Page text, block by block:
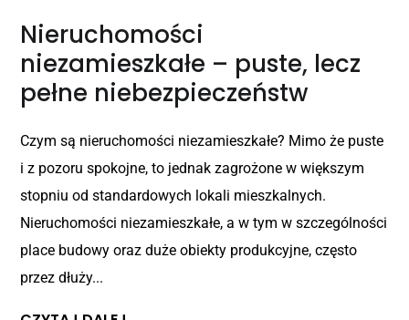
Nieruchomości
niezamieszkałe – puste, lecz
pełne niebezpieczeństw
Czym są nieruchomości niezamieszkałe? Mimo że puste
i z pozoru spokojne, to jednak zagrożone w większym
stopniu od standardowych lokali mieszkalnych.
Nieruchomości niezamieszkałe, a w tym w szczególności
place budowy oraz duże obiekty produkcyjne, często
przez dłuży...